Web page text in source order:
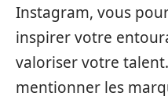
Instagram, vous
inspirer votre
valoriser votre talent.
mentionner les